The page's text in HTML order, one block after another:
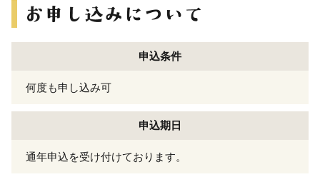
申込条件
何度も申し込み可
申込期日
通年申込を受け付けております。